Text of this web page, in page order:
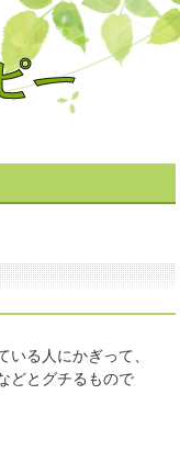
いる人にかぎって、
どとグチるもので